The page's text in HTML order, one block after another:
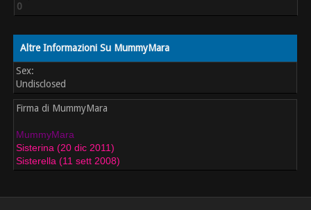
0
Altre Informazioni Su MummyMara
Sex:
Undisclosed
Firma di MummyMara
MummyMara
Sisterina (20 dic 2011)
Sisterella (11 sett 2008)